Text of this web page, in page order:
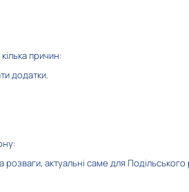
Discovery Channel
причин:
додатки.
розваги, актуальні саме для Подільського